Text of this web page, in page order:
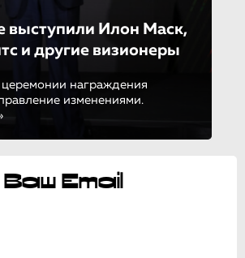
выступили Илон Маск,
и другие визионеры
награждения
изменениями.
Ваш Email